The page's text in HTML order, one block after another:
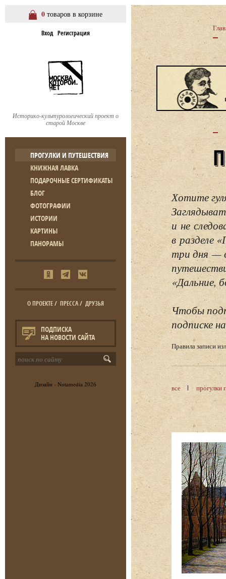
0 товаров в корзине
Вход Регистрация
Историко-культурологический проект о
старой Москве
ПРОГУЛКИ И ПУТЕШЕСТВИЯ
КНИЖНАЯ ЛАВКА
ПОДАРОЧНЫЕ СЕРТИФИКАТЫ
БЛОГ
ФОТОГРАФИИ
ИСТОРИИ
КАРТИНЫ
ПАНОРАМЫ
О ПРОЕКТЕ/ ПРЕССА/ ДРУЗЬЯ
ПОДПИСКА
НА НОВОСТИ САЙТА
Дизайн - Notamedia 2026
Хотите
и не
в разделе
три дня —
«Дальние,
Чтобы
подписке
Правила записи
все прогулки